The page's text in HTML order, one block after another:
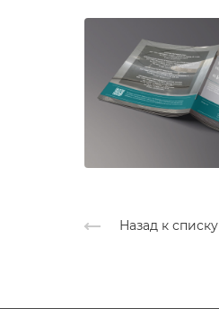
Назад к списку